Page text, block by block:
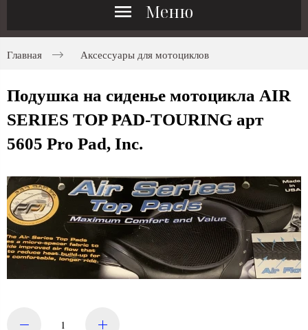
Меню
Главная Аксессуары для мотоциклов
Подушка на сиденье мотоцикла AIR
SERIES TOP PAD-TOURING арт
5605 Pro Pad, Inc.